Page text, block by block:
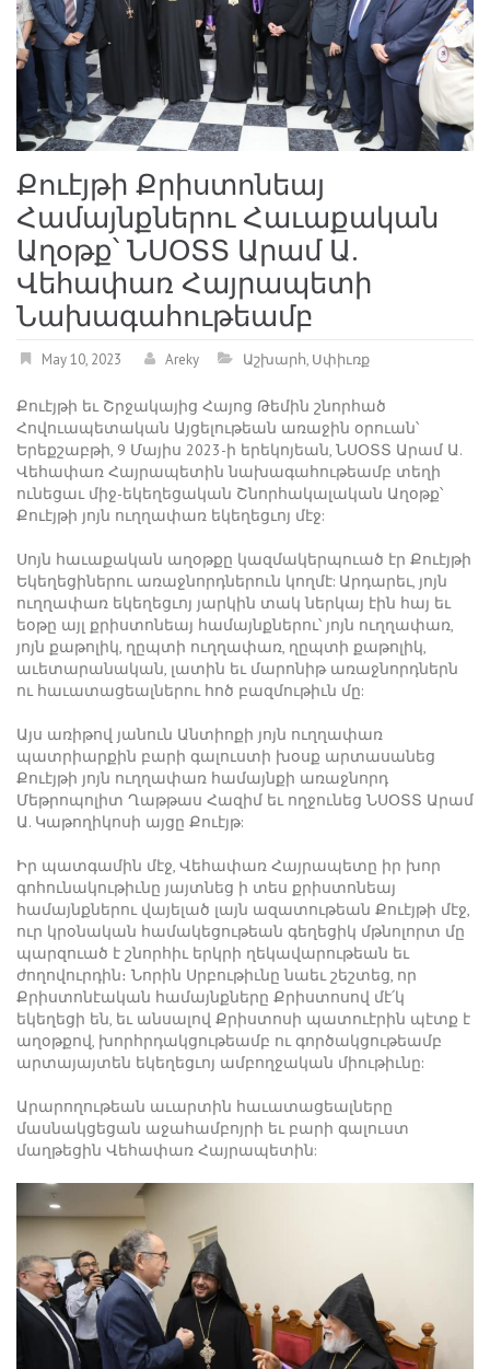
Քուէյթի Քրիստոնեայ
Համայնքներու Հաւաքական
Աղօթք՝ ՆՍՕՏՏ Արամ Ա.
Վեհափառ Հայրապետի
Նախագահութեամբ
May 10, 2023 Areky Աշխարհ, Սփիւռք
Քուէյթի եւ Շրջակայից Հայոց Թեմին շնորհած
Հովուապետական Այցելութեան առաջին օրուան՝
Երեքշաբթի, 9 Մայիս 2023-ի երեկոյեան, ՆՍՕՏՏ Արամ Ա.
Վեհափառ Հայրապետին նախագահութեամբ տեղի
ունեցաւ միջ-եկեղեցական Շնորհակալական Աղօթք՝
Քուէյթի յոյն ուղղափառ եկեղեցւոյ մէջ:
Սոյն հաւաքական աղօթքը կազմակերպուած էր Քուէյթի
Եկեղեցիներու առաջնորդներուն կողմէ: Արդարեւ, յոյն
ուղղափառ եկեղեցւոյ յարկին տակ ներկայ էին հայ եւ
եօթը այլ քրիստոնեայ համայնքներու՝ յոյն ուղղափառ,
յոյն քաթոլիկ, ղըպտի ուղղափառ, ղըպտի քաթոլիկ,
աւետարանական, լատին եւ մարոնիթ առաջնորդներն
ու հաւատացեալներու հոծ բազմութիւն մը:
Այս առիթով յանուն Անտիոքի յոյն ուղղափառ
պատրիարքին բարի գալուստի խօսք արտասանեց
Քուէյթի յոյն ուղղափառ համայնքի առաջնորդ
Մեթրոպոլիտ Ղաթթաս Հազիմ եւ ողջունեց ՆՍՕՏՏ Արամ
Ա. Կաթողիկոսի այցը Քուէյթ:
Իր պատգամին մէջ, Վեհափառ Հայրապետը իր խոր
գոհունակութիւնը յայտնեց ի տես քրիստոնեայ
համայնքներու վայելած լայն ազատութեան Քուէյթի մէջ,
ուր կրօնական համակեցութեան գեղեցիկ մթնոլորտ մը
պարզուած է շնորհիւ երկրի ղեկավարութեան եւ
ժողովուրդին։ Նորին Սրբութիւնը նաեւ շեշտեց, որ
Քրիստոնէական համայնքները Քրիստոսով մէ՛կ
եկեղեցի են, եւ անսալով Քրիստոսի պատուէրին պէտք է
աղօթքով, խորհրդակցութեամբ ու գործակցութեամբ
արտայայտեն եկեղեցւոյ ամբողջական միութիւնը:
Արարողութեան աւարտին հաւատացեալները
մասնակցեցան աջահամբոյրի եւ բարի գալուստ
մաղթեցին Վեհափառ Հայրապետին: